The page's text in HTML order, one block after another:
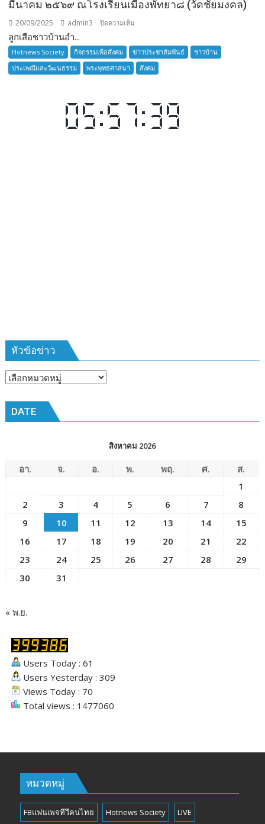
มีนาคม ๒๕๖๙ ณโรงเรียนเมืองพัทยา๘ (วัดชัยมงคล)
20/09/2025 admin3 ปิดความเห็น
เสือ
ชาว
บ้าน
เปิด
รับ
๒๕๖๙
ลูกเสือชาวบ้านอำ...
Hotnews Society กิจกรรมเพื่อสังคม ข่าวประชาสัมพันธ์
ชาวบ้าน
ประเพณีและวัฒนธรรม
พระพุทธศาสนา สังคม
หัวข้อข่าว
หัวข้อ
DATE
สิงหาคม 2026
อา. จ. อ. พ. พฤ. ศ.
ส.
1
2
3 4 5 6 7
8
9
10 11 12 13 14
15
16
17 18 19 20 21
22
23
24 25 26 27 28
29
30
31
« พ.ย.
Users Today : 61
Users Yesterday : 309
Views Today : 70
Total views : 1477060
หมวดหมู่
FBแฟนเพจทีวีคนไทย Hotnews Society LIVE